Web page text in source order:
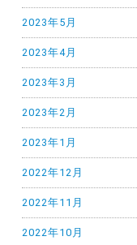
2023年5月
2023年4月
2023年3月
2023年2月
2023年1月
2022年12月
2022年11月
2022年10月